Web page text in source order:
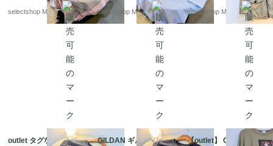
ン コットン XLサイ
ズ ピンク ベージ
ュ 半袖シャツ チェ
selectshop Merci.
ン XLサイズ ブル
ー ホワイト 半袖シ
selectshop Merci.
mens ユニセックス
selectshop Merci.
outlet タグなし スケ
GILDAN ギルダン ス
【outlet】 GILDAN ギ